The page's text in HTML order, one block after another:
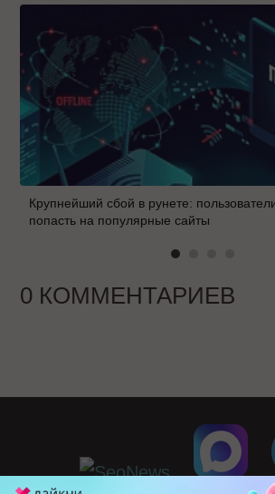
Крупнейший сбой в рунете:
попасть на популярные сайты
0 КОММЕНТАРИЕВ